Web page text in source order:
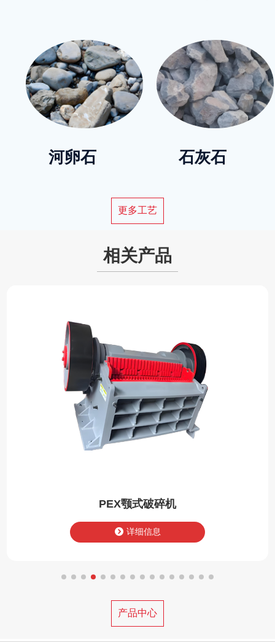
河卵石 石灰石
更多工艺
相关产品
PEX颚式破碎机
详细信息
产品中心